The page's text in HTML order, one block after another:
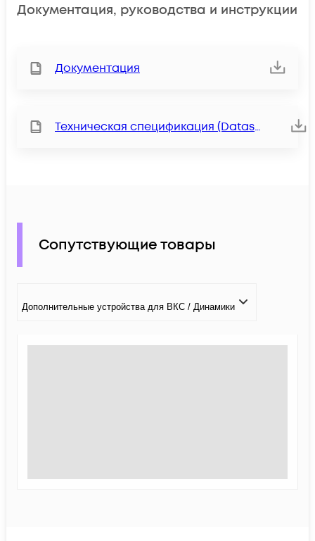
Документация, руководства и инструкции
Документация
Техническая спецификация (Datasheet)
Сопутствующие товары
Дополнительные устройства для ВКС / Динамики